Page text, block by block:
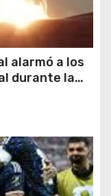
alarmó a los
durante la
2026